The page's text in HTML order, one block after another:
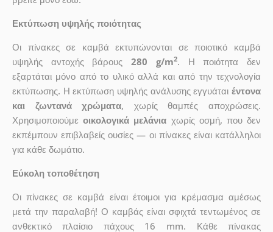
Εκτύπωση υψηλής ποιότητας
Οι πίνακες σε καμβά εκτυπώνονται σε ποιοτικό καμβά
υψηλής αντοχής βάρους280 g/m2. Η ποιότητα δεν
εξαρτάται μόνο από το υλικό αλλά και από την τεχνολογία
εκτύπωσης. Η εκτύπωση υψηλής ανάλυσης εγγυάταιέντονα
και ζωντανά χρώματα, χωρίς θαμπές αποχρώσεις.
Χρησιμοποιούμεοικολογικά μελάνια χωρίς οσμή, που δεν
εκπέμπουν επιβλαβείς ουσίες — οι πίνακες είναι κατάλληλοι
για κάθε δωμάτιο.
Εύκολη τοποθέτηση
Οι πίνακες σε καμβά είναι έτοιμοι για κρέμασμα αμέσως
μετά την παραλαβή! Ο καμβάς είναι σφιχτά τεντωμένος σε
ανθεκτικό πλαίσιο πάχους 16 mm. Κάθε πίνακας